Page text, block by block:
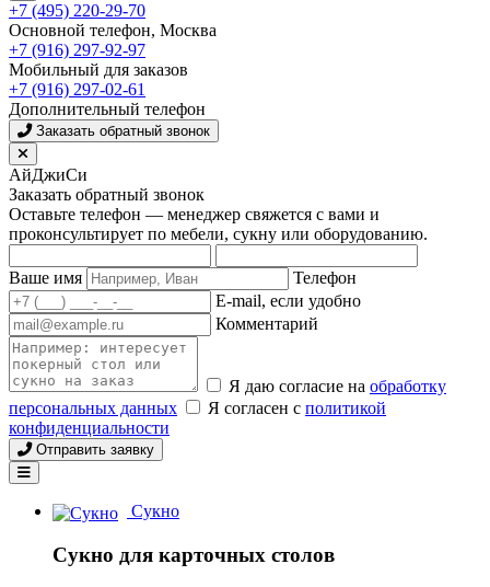
+7 (495) 220-29-70
Основной телефон, Москва
+7 (916) 297-92-97
Мобильный для заказов
+7 (916) 297-02-61
Дополнительный телефон
Заказать обратный звонок
АйДжиСи
Заказать обратный звонок
Оставьте телефон — менеджер свяжется с вами и
проконсультирует по мебели, сукну или оборудованию.
Ваше имя
Телефон
E-mail, если удобно
Комментарий
Я даю согласие на обработку
персональных данных
Я согласен с политикой
конфиденциальности
Отправить заявку
Сукно
Сукно для карточных столов